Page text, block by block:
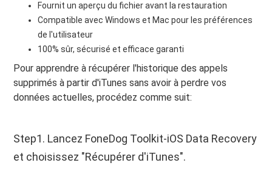
Fournit un aperçu du fichier avant la restauration
Compatible avec Windows et Mac pour les préférences
de l'utilisateur
100% sûr, sécurisé et efficace garanti
Pour apprendre à récupérer l'historique des appels
supprimés à partir d'iTunes sans avoir à perdre vos
données actuelles, procédez comme suit:
Step1. Lancez FoneDog Toolkit-iOS Data Recovery
et choisissez "Récupérer d'iTunes".